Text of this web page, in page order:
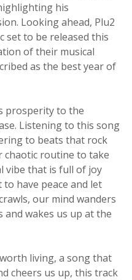
his
Looking ahead, Plu2
set to be released this
of their musical
as the best year of
prosperity to the
Listening to this song
to beats that rock
chaotic routine to take
vibe that is full of joy
have peace and let
our mind wanders
wakes us up at the
living, a song that
cheers us up, this track